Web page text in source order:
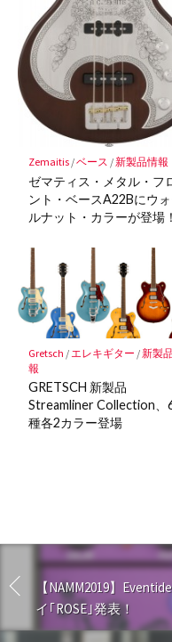
Zemaitis/ベース /新製品情報
ゼマティス・メタル・フ
ント・ベースA22Bにウ
ルナット・カラーが登場！
Gretsch /エレキギター /新製
報
GRETSCH 新製品
Streamliner Collection、
種各2カラー登場
【NAMM2019】
イ｢ROSE｣発表！